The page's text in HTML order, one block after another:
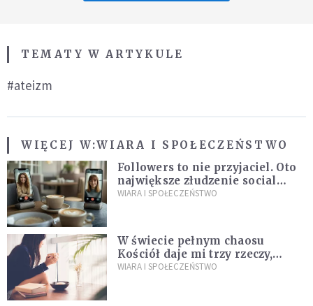
TEMATY W ARTYKULE
#ateizm
WIĘCEJ W:WIARA I SPOŁECZEŃSTWO
Followers to nie przyjaciel. Oto
największe złudzenie social
mediów
WIARA I SPOŁECZEŃSTWO
W świecie pełnym chaosu
Kościół daje mi trzy rzeczy,
których wszystkim dziś bardzo
WIARA I SPOŁECZEŃSTWO